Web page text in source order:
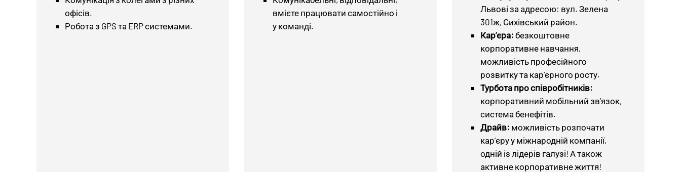
офісів.
Робота з GPS та ERP системами.
вмієте працювати самостійно і
у команді.
Львові за адресою: вул. Зелена
301ж, Сихівський район.
Кар’єра: безкоштовне
корпоративне навчання,
можливість професійного
розвитку та кар’єрного росту.
Турбота про співробітників:
корпоративний мобільний зв’язок,
система бенефітів.
Драйв: можливість розпочати
кар’єру у міжнародній компанії,
одній із лідерів галузі! А також
активне корпоративне життя!